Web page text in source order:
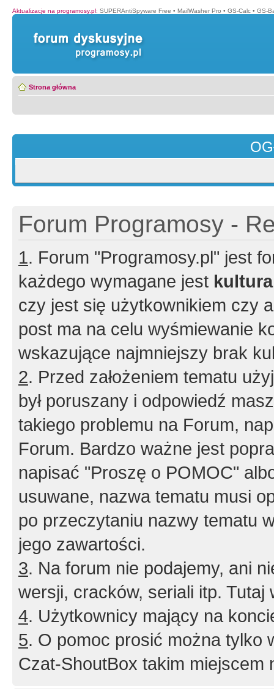
Aktualizacje na programosy.pl: SUPERAntiSpyware Free • MailWasher Pro • GS-Calc • GS-
Strona główna
Forum Programosy -
1. Forum "Programosy.pl" jest
każdego wymagane jest
czy jest się użytkownikiem czy
post ma na celu wyśmiewanie
wskazujące najmniejszy brak
2. Przed założeniem tematu
był poruszany i odpowiedź
takiego problemu na Forum,
Forum. Bardzo ważne jest
napisać "Proszę o POMOC"
usuwane, nazwa tematu musi
po przeczytaniu nazwy tematu
jego zawartości.
3. Na forum nie podajemy, ani
wersji, cracków, seriali itp. Tutaj
4. Użytkownicy mający na
5. O pomoc prosić można tylko
Czat-ShoutBox takim miejscem